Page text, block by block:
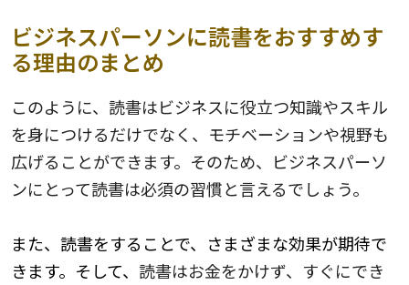
ビジネスパーソンに読書をおすすめす
る理由のまとめ
このように、読書はビジネスに役立つ知識やスキル
を身につけるだけでなく、モチベーションや視野も
広げることができます。そのため、ビジネスパーソ
ンにとって読書は必須の習慣と言えるでしょう。
また、読書をすることで、さまざまな効果が期待で
きます。そして、 読書はお金をかけず、すぐにでき